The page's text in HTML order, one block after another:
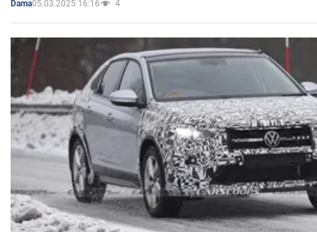
Dama05.03.2025 16:16 4